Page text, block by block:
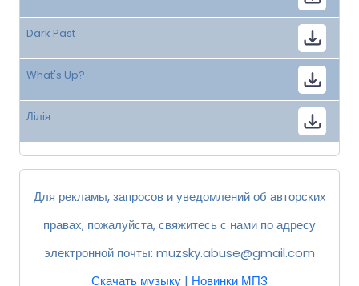
Dark Past
What's Up?
Лілія
Для рекламы, запросов и уведомлений об авторских
правах, пожалуйста, свяжитесь с нами по адресу
электронной почты: muzsky.abuse@gmail.com
Скачать музыку | Новинки МП3